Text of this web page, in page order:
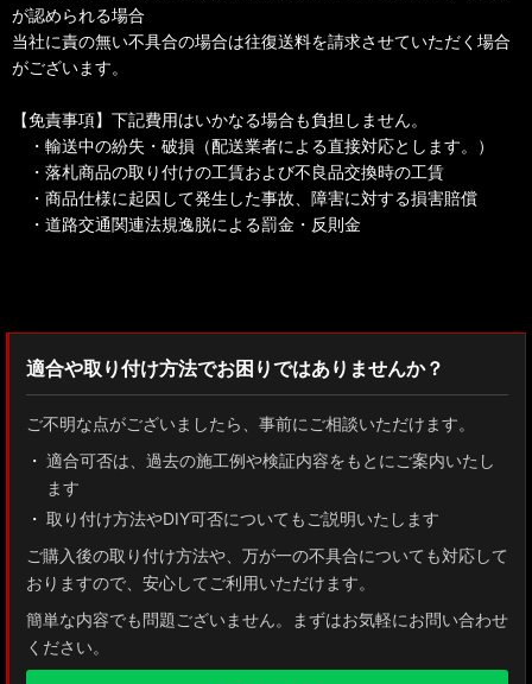
が認められる場合
当社に責の無い不具合の場合は往復送料を請求させていただく場合
がございます。
【免責事項】下記費用はいかなる場合も負担しません。
・輸送中の紛失・破損（配送業者による直接対応とします。）
・落札商品の取り付けの工賃および不良品交換時の工賃
・商品仕様に起因して発生した事故、障害に対する損害賠償
・道路交通関連法規逸脱による罰金・反則金
適合や取り付け方法でお困りではありませんか？
ご不明な点がございましたら、事前にご相談いただけます。
適合可否は、過去の施工例や検証内容をもとにご案内いたし
ます
取り付け方法やDIY可否についてもご説明いたします
ご購入後の取り付け方法や、万が一の不具合についても対応して
おりますので、安心してご利用いただけます。
簡単な内容でも問題ございません。まずはお気軽にお問い合わせ
ください。